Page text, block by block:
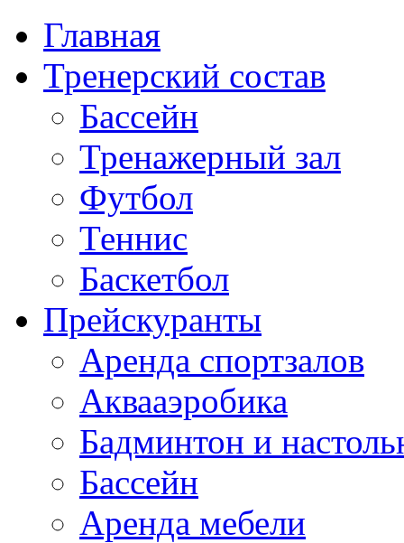
Главная
Тренерский состав
Бассейн
Тренажерный зал
Футбол
Теннис
Баскетбол
Прейскуранты
Аренда спортзалов
Аквааэробика
Бадминтон и
Бассейн
Аренда мебели